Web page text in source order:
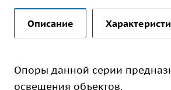
Описание
Опоры данной серии
освещения объектов.